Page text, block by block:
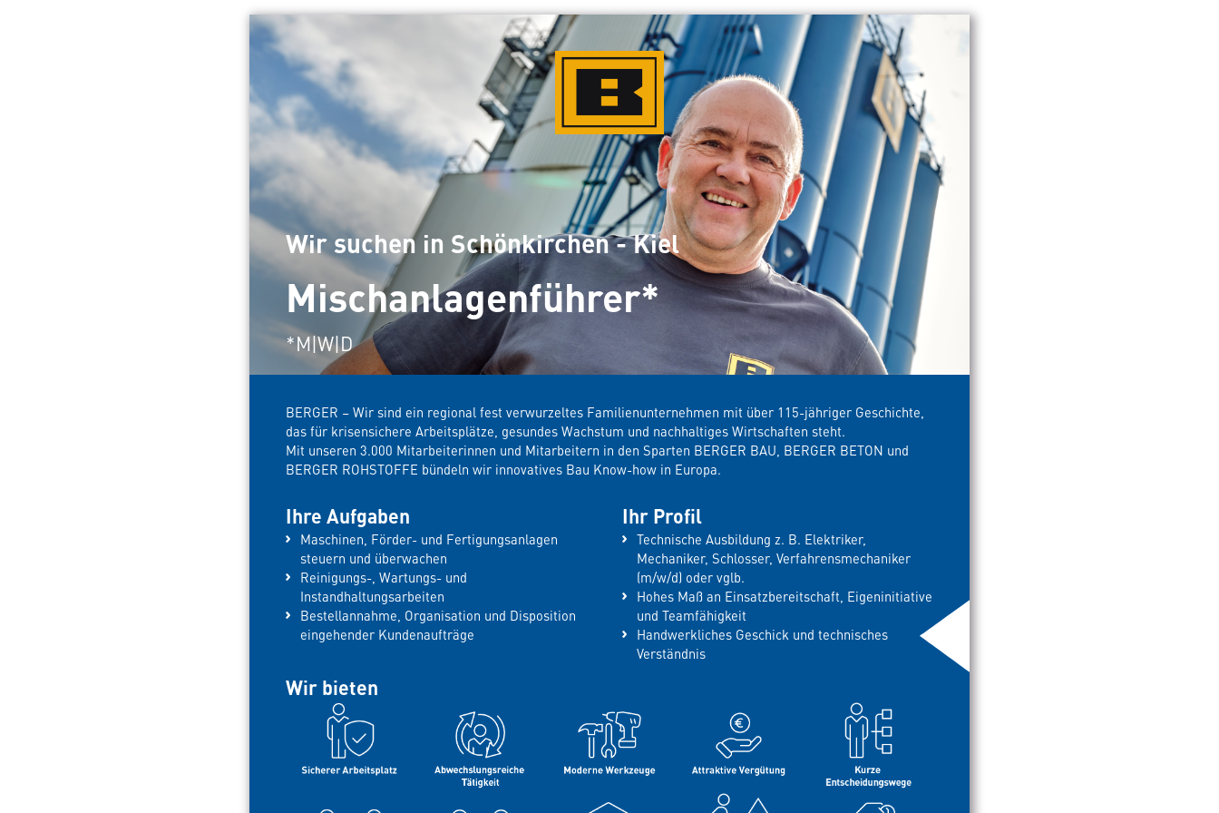
Wir suchen in Schönkirchen - Kiel
Mischanlagenführer*
*M|W|D
BERGER – Wir sind ein regional fest verwurzeltes Familienunternehmen mit über 115-jähriger Geschichte,
das für krisensichere Arbeitsplätze, gesundes Wachstum und nachhaltiges Wirtschaften steht.
Mit unseren 3.000 Mitarbeiterinnen und Mitarbeitern in den Sparten BERGER BAU, BERGER BETON und
BERGER ROHSTOFFE bündeln wir innovatives Bau Know-how in Europa.
Ihre Aufgaben
Maschinen, Förder- und Fertigungsanlagen
steuern und überwachen
Reinigungs-, Wartungs- und
Instandhaltungsarbeiten
Bestellannahme, Organisation und Disposition
eingehender Kundenaufträge
Ihr Profil
Technische Ausbildung z. B. Elektriker,
Mechaniker, Schlosser, Verfahrensmechaniker
(m/w/d) oder vglb.
Hohes Maß an Einsatzbereitschaft, Eigeninitiative
und Teamfähigkeit
Handwerkliches Geschick und technisches
Verständnis
Wir bieten